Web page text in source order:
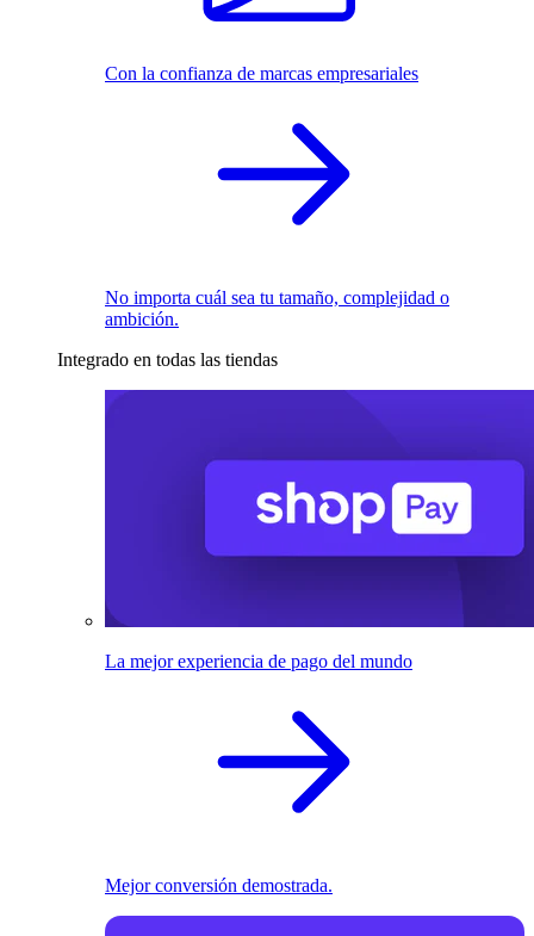
Con la confianza de marcas empresariales
No importa cuál sea tu tamaño, complejidad o
ambición.
Integrado en todas las tiendas
La mejor experiencia de pago del mundo
Mejor conversión demostrada.